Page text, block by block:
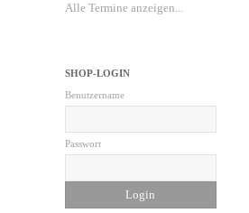
Alle Termine anzeigen...
SHOP-LOGIN
Benutzername
Passwort